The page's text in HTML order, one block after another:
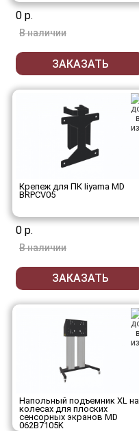
0 р.
В наличии
ЗАКАЗАТЬ
Крепеж для ПК Iiyama MD
BRPCV05
0 р.
В наличии
ЗАКАЗАТЬ
Напольный подъемник XL на
колесах для плоских
сенсорных экранов MD
062B7105K